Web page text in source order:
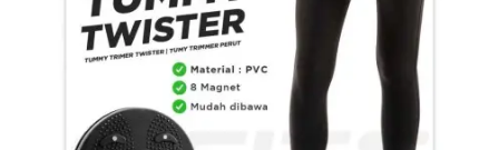
FITS Tummy Trimer Twister